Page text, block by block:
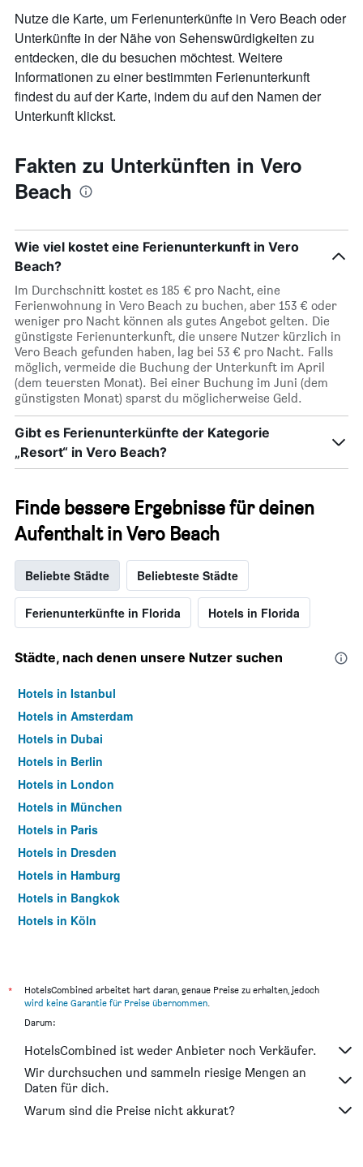
Nutze die Karte, um Ferienunterkünfte in Vero Beach oder
Unterkünfte in der Nähe von Sehenswürdigkeiten zu
entdecken, die du besuchen möchtest. Weitere
Informationen zu einer bestimmten Ferienunterkunft
findest du auf der Karte, indem du auf den Namen der
Unterkunft klickst.
Fakten zu Unterkünften in Vero
Beach
Wie viel kostet eine Ferienunterkunft in Vero
Beach?
Im Durchschnitt kostet es 185 € pro Nacht, eine
Ferienwohnung in Vero Beach zu buchen, aber 153 € oder
weniger pro Nacht können als gutes Angebot gelten. Die
günstigste Ferienunterkunft, die unsere Nutzer kürzlich in
Vero Beach gefunden haben, lag bei 53 € pro Nacht. Falls
möglich, vermeide die Buchung der Unterkunft im April
(dem teuersten Monat). Bei einer Buchung im Juni (dem
günstigsten Monat) sparst du möglicherweise Geld.
Gibt es Ferienunterkünfte der Kategorie
„Resort“ in Vero Beach?
Finde bessere Ergebnisse für deinen
Aufenthalt in Vero Beach
Beliebte Städte Beliebteste Städte
Ferienunterkünfte in Florida Hotels in Florida
Städte, nach denen unsere Nutzer suchen
Hotels in Istanbul
Hotels in Amsterdam
Hotels in Dubai
Hotels in Berlin
Hotels in London
Hotels in München
Hotels in Paris
Hotels in Dresden
Hotels in Hamburg
Hotels in Bangkok
Hotels in Köln
*
HotelsCombined arbeitet hart daran, genaue Preise zu erhalten, jedoch
wird keine Garantie für Preise übernommen.
Darum:
HotelsCombined ist weder Anbieter noch Verkäufer.
Wir durchsuchen und sammeln riesige Mengen an
Daten für dich.
Warum sind die Preise nicht akkurat?